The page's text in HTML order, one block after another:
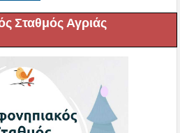
Σταθμός Αγριάς